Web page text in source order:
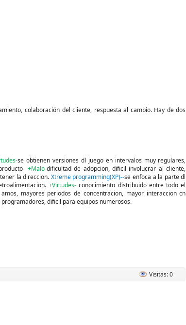
colaboración del cliente, respuesta al cambio. Hay de dos
-se obtienen versiones dl juego en intervalos muy regulares,
+Malo-dificultad de adopcion, dificil involucrar al cliente,
la direccion. Xtreme programming(XP)--se enfoca a la parte dl
+Virtudes- conocimiento distribuido entre todo el
mayores periodos de concentracion, mayor interaccion cn
dificil para equipos numerosos.
Visitas: 0